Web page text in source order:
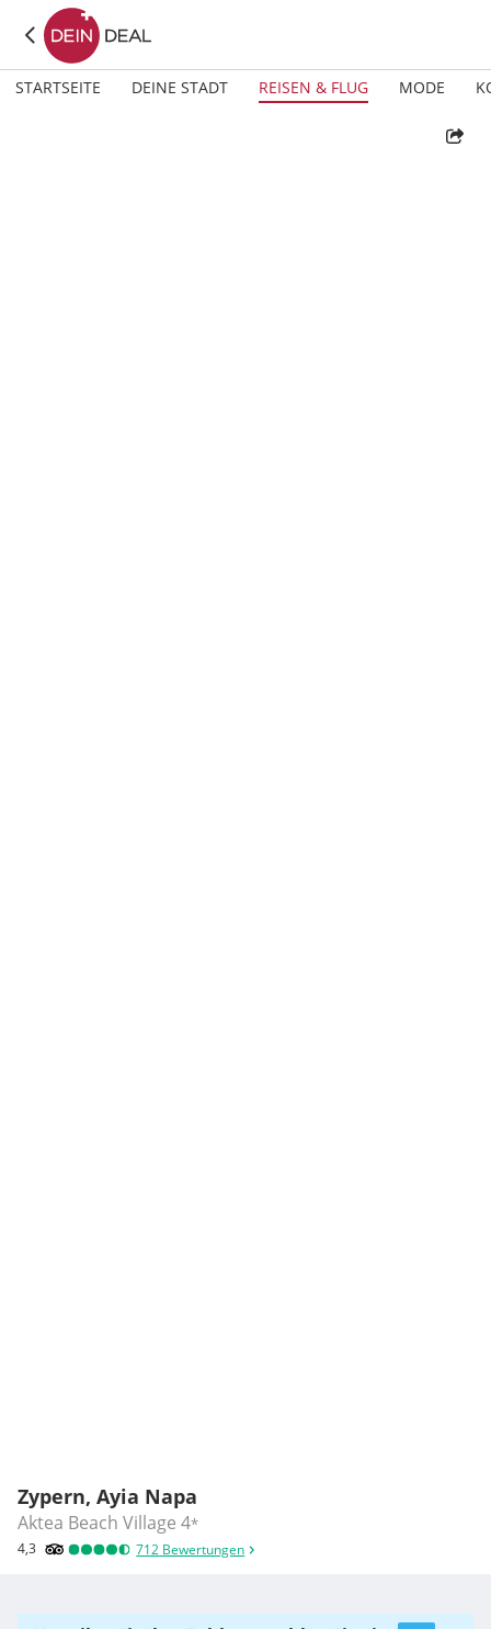
STARTSEITE DEINE STADT REISEN & FLUG MODE
Zypern, Ayia Napa
Aktea Beach Village 4*
4,3 712 Bewertungen